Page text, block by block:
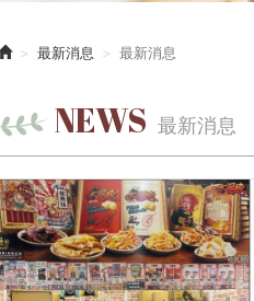
最新消息 最新消息
NEWS 最新消息